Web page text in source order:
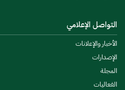
التواصل الإعلامي
الأخبار والإعلانات
الإصدارات
المجلة
الفعاليات